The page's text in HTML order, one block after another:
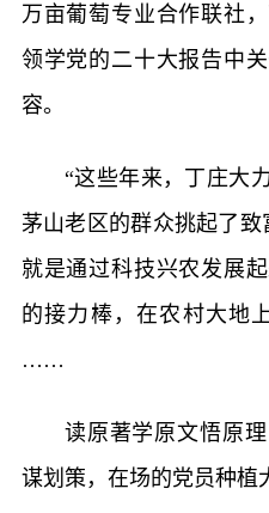
万亩葡萄专业合作联社
领学党的二十大报告中
容。
“这些年来，丁庄大
茅山老区的群众挑起了致
就是通过科技兴农发展
的接力棒，在农村大地
……
读原著学原文悟原
谋划策，在场的党员种植